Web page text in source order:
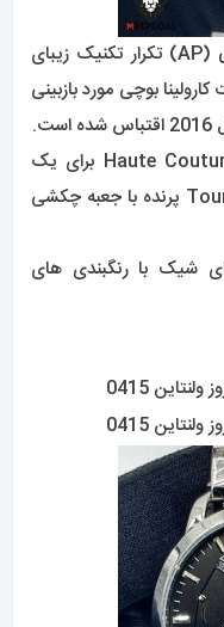
(AP) تکرار تکنیک زیبای
بوچی مورد بازبینی
این بار AP با تامارا رالف، طراح مد Haute Couture برای یک
پرنده با جعبه چکشی
شیک با رنگبندی های